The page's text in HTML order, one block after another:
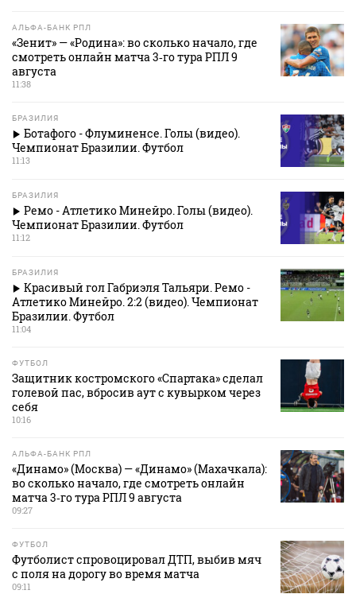
АЛЬФА-БАНК РПЛ
«Зенит» — «Родина»: во сколько начало, где
смотреть онлайн матча 3‑го тура РПЛ 9
августа
11:38
БРАЗИЛИЯ
Ботафого - Флуминенсе. Голы (видео).
Чемпионат Бразилии. Футбол
11:13
БРАЗИЛИЯ
Ремо - Атлетико Минейро. Голы (видео).
Чемпионат Бразилии. Футбол
11:12
БРАЗИЛИЯ
Красивый гол Габриэля Тальяри. Ремо -
Атлетико Минейро. 2:2 (видео). Чемпионат
Бразилии. Футбол
11:04
ФУТБОЛ
Защитник костромского «Спартака» сделал
голевой пас, вбросив аут с кувырком через
себя
10:16
АЛЬФА-БАНК РПЛ
«Динамо» (Москва) — «Динамо» (Махачкала):
во сколько начало, где смотреть онлайн
матча 3‑го тура РПЛ 9 августа
09:27
ФУТБОЛ
Футболист спровоцировал ДТП, выбив мяч
с поля на дорогу во время матча
09:11